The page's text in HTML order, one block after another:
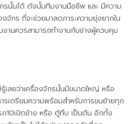
นั้นได้ ดังนั้นทีมงานมือชีพ และ มีความ
จักร ที่จะช่วยมาลดภาระความยุ่งยากใน
านควรสามารถทำงานกับช่างผู้ควบคุม
รู้เลยว่าเครื่องจักรนั้นมีขนาดใหญ่ หรือ
รเตรียมความพร้อมสำหรับการขนย้ายทุก
10เปิดข้าง หรือ ตู้ทึบ เป็นต้น อีกทั้ง